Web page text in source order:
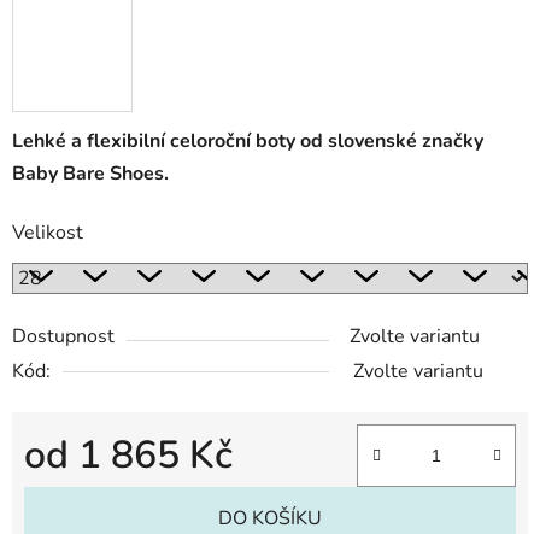
Lehké a flexibilní celoroční boty od slovenské značky
Baby Bare Shoes.
Velikost
Dostupnost
Zvolte variantu
Kód:
Zvolte variantu
od 1 865 Kč
Měrná cena:
DO KOŠÍKU